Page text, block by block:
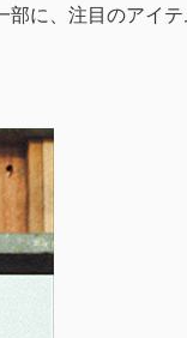
部に、注目のアイ